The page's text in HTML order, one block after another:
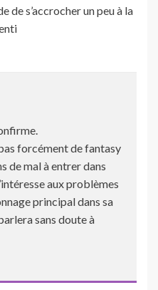
de s’accrocher un peu à la
forcément de fantasy
de mal à entrer dans
aux problèmes
principal dans sa
sans doute à